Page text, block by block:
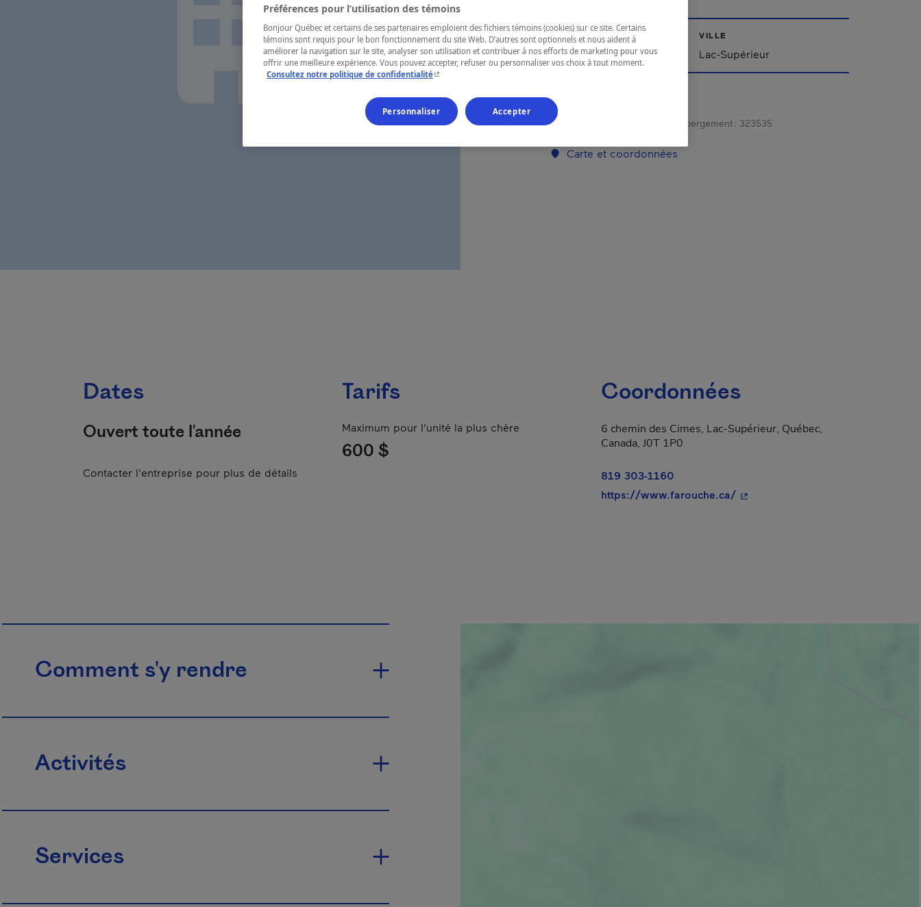
RÉGION
Laurentides
VILLE
Lac-Supérieur
Numéro d’enregistrement d’hébergement : 323535
Carte et coordonnées
Dates
Ouvert toute l'année
Contacter l'entreprise pour plus de détails
Tarifs
Maximum pour l'unité la plus chère
600 $
Coordonnées
6 chemin des Cimes, Lac-Supérieur, Québec,
Canada, J0T 1P0
819 303-1160
https://www.farouche.ca/- Cet hyperlien s'ouvrira dans une
Comment s'y rendre
Activités
Services
Préférences pour l’utilisation des témoins
Bonjour Québec et certains de ses partenaires emploient des fichiers témoins (cookies) sur ce site. Certains
témoins sont requis pour le bon fonctionnement du site Web. D’autres sont optionnels et nous aident à
améliorer la navigation sur le site, analyser son utilisation et contribuer à nos efforts de marketing pour vous
offrir une meilleure expérience. Vous pouvez accepter, refuser ou personnaliser vos choix à tout moment.
Consultez notre politique de confidentialité- Cet hyperlien s'ouvrira dans une nouvelle fenêtre.
Personnaliser Accepter